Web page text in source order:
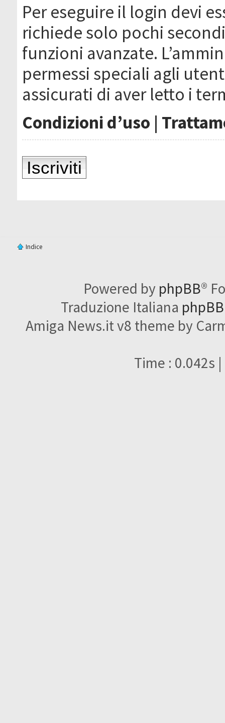
Per eseguire il login devi
richiede solo pochi
funzioni avanzate.
permessi speciali agli
assicurati di aver letto i
Condizioni d’uso |
Iscriviti
Indice
Powered by phpBB®
Traduzione Italiana
Amiga News.it v8 theme by
Time : 0.042s